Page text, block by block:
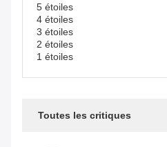
5 étoiles
4 étoiles
3 étoiles
2 étoiles
1 étoiles
Toutes les critiques